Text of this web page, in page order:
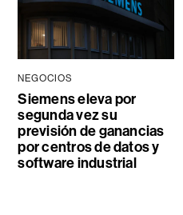
NEGOCIOS
Siemens eleva por
segunda vez su
previsión de ganancias
por centros de datos y
software industrial